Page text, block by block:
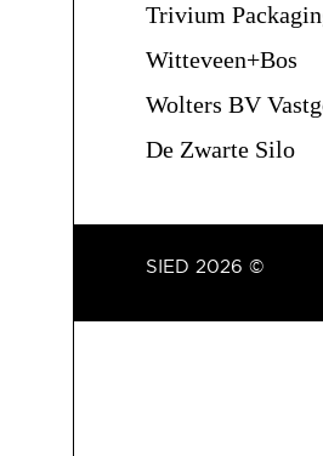
Trivium
Witteveen+Bos
Wolters BV
De Zwarte Silo
SIED 2026 ©